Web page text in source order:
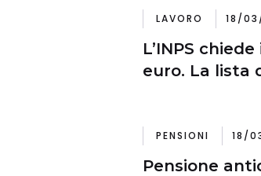
LAVORO 18/
L’INPS
euro. La lista
PENSIONI 18/
Pensione